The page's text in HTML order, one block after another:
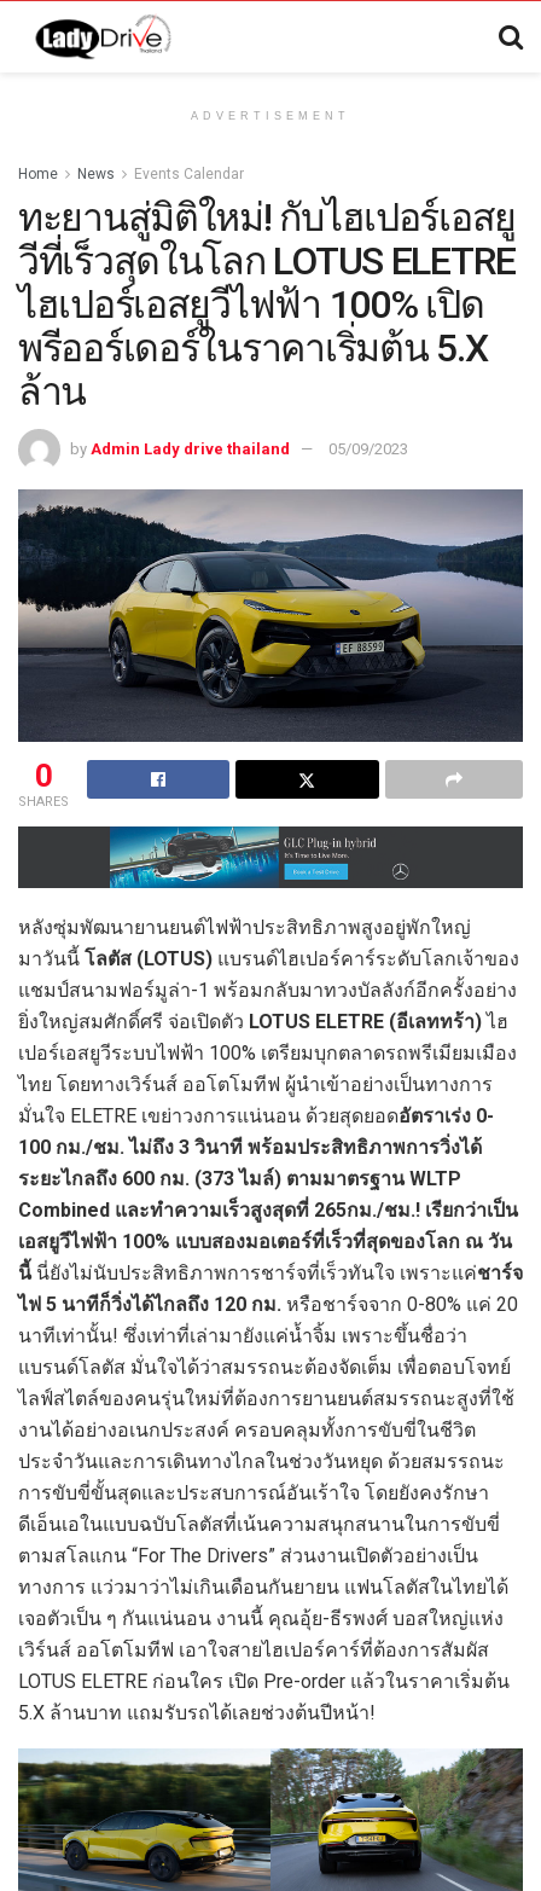
ADVERTISEMENT
Home News Events Calendar
ทะยานสู่มิติใหม่! กับไฮเปอร์เอสยู
วีที่เร็วสุดในโลก LOTUS ELETRE
ไฮเปอร์เอสยูวีไฟฟ้า 100% เปิด
พรีออร์เดอร์ในราคาเริ่มต้น 5.X
ล้าน
by Admin Lady drive thailand 05/09/2023
0
SHARES
หลังซุ่มพัฒนายานยนต์ไฟฟ้าประสิทธิภาพสูงอยู่พักใหญ่
มาวันนี้ โลตัส (LOTUS) แบรนด์ไฮเปอร์คาร์ระดับโลกเจ้าของ
แชมป์สนามฟอร์มูล่า-1 พร้อมกลับมาทวงบัลลังก์อีกครั้งอย่าง
ยิ่งใหญ่สมศักดิ์ศรี จ่อเปิดตัว LOTUS ELETRE (อีเลททร้า)ไฮ
เปอร์เอสยูวีระบบไฟฟ้า 100% เตรียมบุกตลาดรถพรีเมียมเมือง
ไทย โดยทางเวิร์นส์ ออโตโมทีฟ ผู้นำเข้าอย่างเป็นทางการ
มั่นใจ ELETRE เขย่าวงการแน่นอน ด้วยสุดยอดอัตราเร่ง 0-
100 กม./ชม. ไม่ถึง 3 วินาที พร้อมประสิทธิภาพการวิ่งได้
ระยะไกลถึง 600 กม. (373 ไมล์) ตามมาตรฐาน WLTP
Combined และทำความเร็วสูงสุดที่ 265กม./ชม.! เรียกว่าเป็น
เอสยูวีไฟฟ้า 100% แบบสองมอเตอร์ที่เร็วที่สุดของโลก ณ วัน
นี้นี่ยังไม่นับประสิทธิภาพการชาร์จที่เร็วทันใจ เพราะแค่ชาร์จ
ไฟ 5 นาทีก็วิ่งได้ไกลถึง 120 กม. หรือชาร์จจาก 0-80% แค่ 20
นาทีเท่านั้น! ซึ่งเท่าที่เล่ามายังแค่น้ำจิ้ม เพราะขึ้นชื่อว่า
แบรนด์โลตัส มั่นใจได้ว่าสมรรถนะต้องจัดเต็ม เพื่อตอบโจทย์
ไลฟ์สไตล์ของคนรุ่นใหม่ที่ต้องการยานยนต์สมรรถนะสูงที่ใช้
งานได้อย่างอเนกประสงค์ ครอบคลุมทั้งการขับขี่ในชีวิต
ประจำวันและการเดินทางไกลในช่วงวันหยุด ด้วยสมรรถนะ
การขับขี่ขั้นสุดและประสบการณ์อันเร้าใจ โดยยังคงรักษา
ดีเอ็นเอในแบบฉบับโลตัสที่เน้นความสนุกสนานในการขับขี่
ตามสโลแกน “For The Drivers” ส่วนงานเปิดตัวอย่างเป็น
ทางการ แว่วมาว่าไม่เกินเดือนกันยายน แฟนโลตัสในไทยได้
เจอตัวเป็น ๆ กันแน่นอน งานนี้ คุณอุ้ย-ธีรพงศ์ บอสใหญ่แห่ง
เวิร์นส์ ออโตโมทีฟ เอาใจสายไฮเปอร์คาร์ที่ต้องการสัมผัส
LOTUS ELETRE ก่อนใคร เปิด Pre-order แล้วในราคาเริ่มต้น
5.X ล้านบาท แถมรับรถได้เลยช่วงต้นปีหน้า!